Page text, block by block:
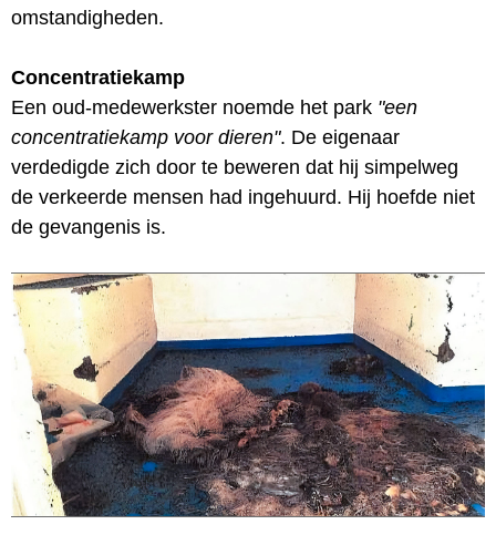
omstandigheden.
Concentratiekamp
Een oud-medewerkster noemde het park "een
concentratiekamp voor dieren". De eigenaar
verdedigde zich door te beweren dat hij simpelweg
de verkeerde mensen had ingehuurd. Hij hoefde niet
de gevangenis is.